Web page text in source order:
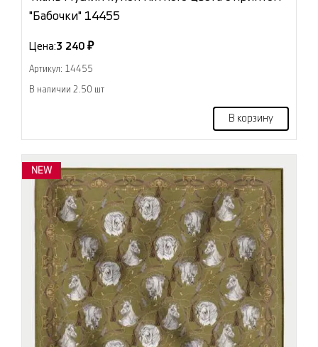
"Бабочки" 14455
Цена:3 240 ₽
Артикул: 14455
В наличии 2.50 шт
В корзину
NEW